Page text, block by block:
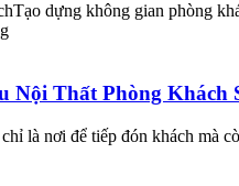
dựng không gian phòng
Nội Thất Phòng Khách
là nơi để tiếp đón khách mà